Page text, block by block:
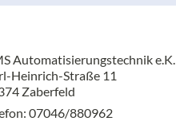
Automatisierungstechnik e.K.
Heinrich-Straße 11
Zaberfeld
07046/880962